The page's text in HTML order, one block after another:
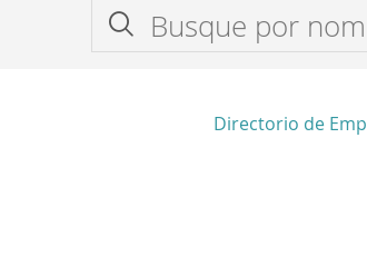
Directorio de